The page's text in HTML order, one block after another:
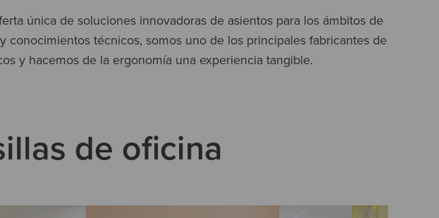
única de soluciones innovadoras de asientos para los ámbitos de
técnicos, somos uno de los principales fabricantes de
y hacemos de la ergonomía una experiencia tangible.
de oficina